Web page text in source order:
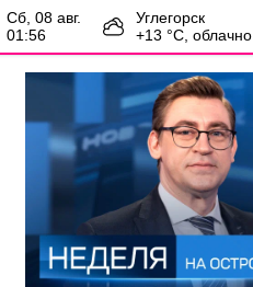
сб, 08 авг.
01:56
Углегорск
+13 °С, облачно